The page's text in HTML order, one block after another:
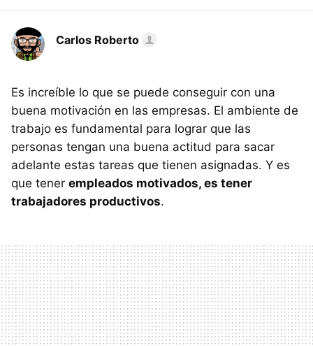
Carlos Roberto
Es increíble lo que se puede conseguir con una
buena motivación en las empresas. El ambiente de
trabajo es fundamental para lograr que las
personas tengan una buena actitud para sacar
adelante estas tareas que tienen asignadas. Y es
que tener empleados motivados, es tener
trabajadores productivos.